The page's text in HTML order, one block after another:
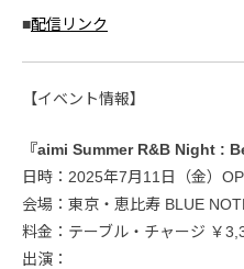
■配信リンク
【イベント情報】
『aimi Summer R&B Night :
日時：2025年7月11日（金）
会場：東京・恵比寿 BLUE
料金：テーブル・チャージ ￥
出演：